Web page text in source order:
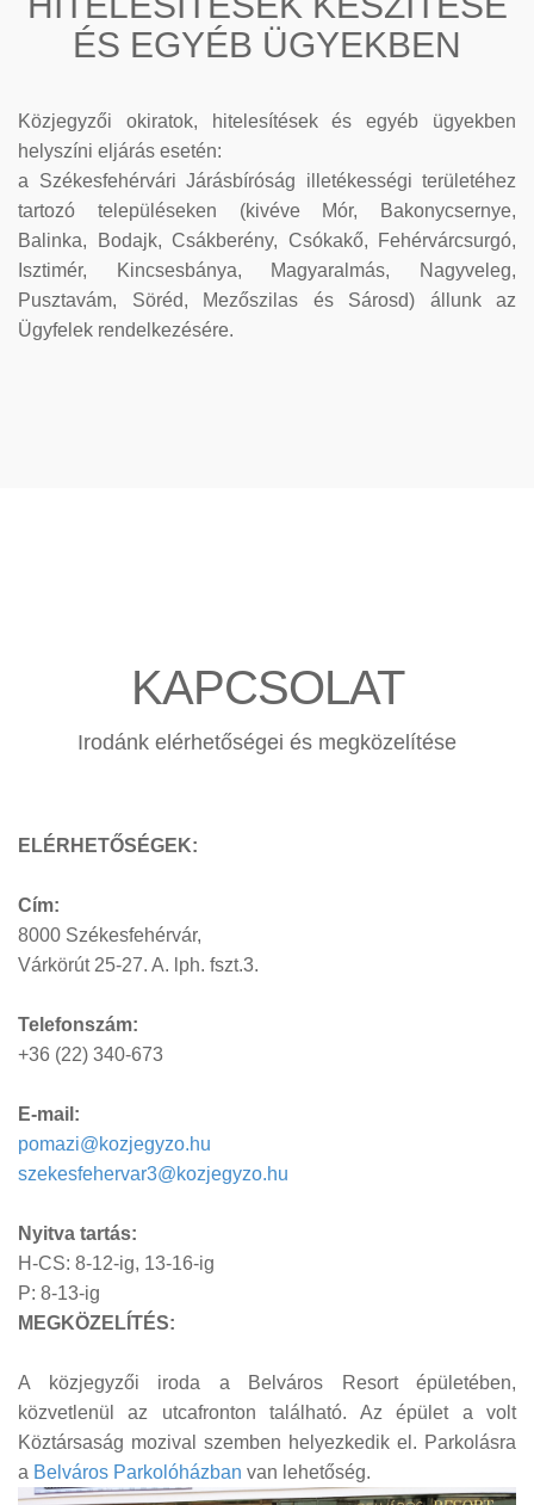
ÉS EGYÉB ÜGYEKBEN
Közjegyzői okiratok, hitelesítések és egyéb ügyekben
helyszíni eljárás esetén:
a Székesfehérvári Járásbíróság illetékességi területéhez
tartozó településeken (kivéve Mór, Bakonycsernye,
Balinka, Bodajk, Csákberény, Csókakő, Fehérvárcsurgó,
Isztimér, Kincsesbánya, Magyaralmás, Nagyveleg,
Pusztavám, Söréd, Mezőszilas és Sárosd) állunk az
Ügyfelek rendelkezésére.
KAPCSOLAT
Irodánk elérhetőségei és megközelítése
ELÉRHETŐSÉGEK:
Cím:
8000 Székesfehérvár,
Várkörút 25-27. A. lph. fszt.3.
Telefonszám:
+36 (22) 340-673
E-mail:
pomazi@kozjegyzo.hu
szekesfehervar3@kozjegyzo.hu
Nyitva tartás:
H-CS: 8-12-ig, 13-16-ig
P: 8-13-ig
MEGKÖZELÍTÉS:
A közjegyzői iroda a Belváros Resort épületében,
közvetlenül az utcafronton található. Az épület a volt
Köztársaság mozival szemben helyezkedik el. Parkolásra
a Belváros Parkolóházban van lehetőség.